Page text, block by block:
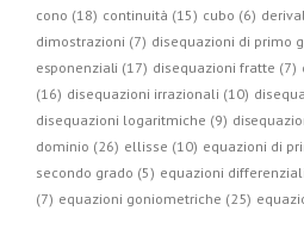
cono (18) continuità (15) cubo (6)
dimostrazioni (7) disequazioni di primo
esponenziali (17) disequazioni fratte (7)
(16) disequazioni irrazionali (10)
disequazioni logaritmiche (9)
dominio (26) ellisse (10) equazioni di
secondo grado (5) equazioni
(7) equazioni goniometriche (25)